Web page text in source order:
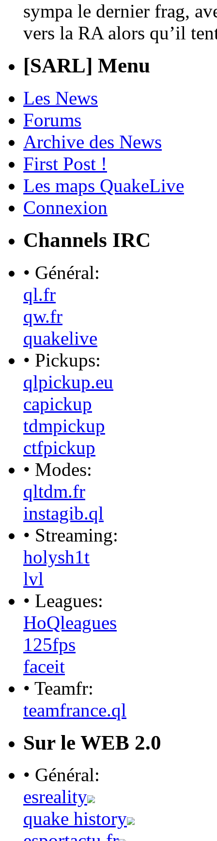
sympa le dernier frag,
vers la RA alors qu’il
[SARL] Menu
Les News
Forums
Archive des News
First Post !
Les maps QuakeLive
Connexion
Channels IRC
• Général:
ql.fr
qw.fr
quakelive
• Pickups:
qlpickup.eu
capickup
tdmpickup
ctfpickup
• Modes:
qltdm.fr
instagib.ql
• Streaming:
holysh1t
lvl
• Leagues:
HoQleagues
125fps
faceit
• Teamfr:
teamfrance.ql
Sur le WEB 2.0
• Général:
esreality
quake history